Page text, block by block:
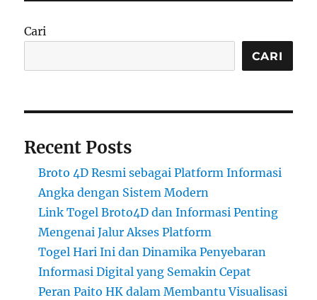
Cari
CARI
Recent Posts
Broto 4D Resmi sebagai Platform Informasi
Angka dengan Sistem Modern
Link Togel Broto4D dan Informasi Penting
Mengenai Jalur Akses Platform
Togel Hari Ini dan Dinamika Penyebaran
Informasi Digital yang Semakin Cepat
Peran Paito HK dalam Membantu Visualisasi